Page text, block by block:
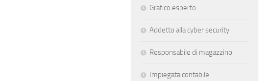
Grafico esperto
Addetto alla cyber security
Responsabile di magazzino
Impiegata contabile